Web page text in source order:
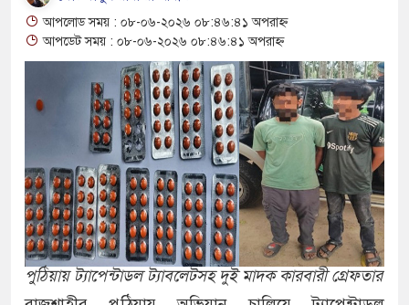
উদ্ধার
শ্রমিক নিয়োগে আবেদন শুরু, ওমানে ৫ হাজার শ্রমিক
সংঘর্ষে দুই ইসরায়েলি রিজার্ভ সেনা নিহত, সীমান্তে
ছয় বছরের শিশুকে ধর্ষণের অভিযোগে
ট্রাকে অভিনব কৌশলে লুকানো সোয়া কোটি
আপলোড সময় : ০৮-০৬-২০২৬ ০৮:৪৬:৪১ অপরাহ্ন
আপডেট সময় : ০৮-০৬-২০২৬ ০৮:৪৬:৪১ অপরাহ্ন
পুঠিয়ায় ট্যাপেন্টাডল ট্যাবলেটসহ দুই মাদক কারবারী গ্রেফতার